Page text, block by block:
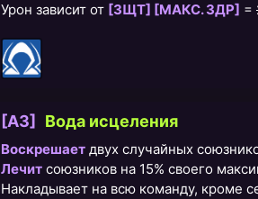
Урон зависит от [ЗЩТ] [МАКС. ЗДР] =
[A3] Вода исцеления
Воскрешает двух случайных
Лечит союзников на 15% своего
Накладывает на всю команду, кроме